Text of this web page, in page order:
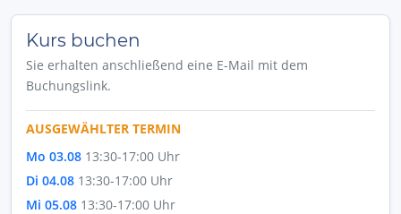
Kurs buchen
Sie erhalten anschließend eine E-Mail mit dem
Buchungslink.
AUSGEWÄHLTER TERMIN
Mo 03.08 13:30-17:00 Uhr
Di 04.08 13:30-17:00 Uhr
Mi 05.08 13:30-17:00 Uhr